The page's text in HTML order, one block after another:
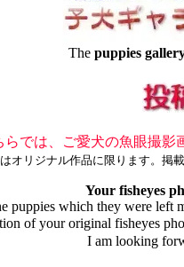
The puppies
らでは、ご愛犬の魚眼撮影
オリジナル作品に限ります。掲
Your fisheyes
puppies which they were left
of your original fisheyes
I am looking